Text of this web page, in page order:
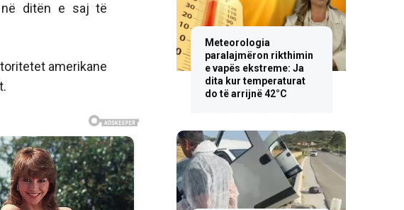
në ditën e saj të
amerikane
Meteorologia
paralajmëron rikthimin
e vapës ekstreme: Ja
dita kur temperaturat
do të arrijnë 42°C